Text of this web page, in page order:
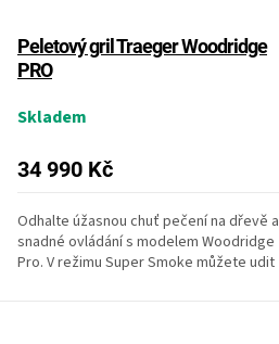
Peletový gril Traeger Woodridge
PRO
Skladem
34 990 Kč
Odhalte úžasnou chuť pečení na dřevě a
snadné ovládání s modelem Woodridge
Pro. V režimu Super Smoke můžete udit